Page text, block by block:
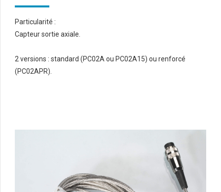
Particularité :
Capteur sortie axiale.
2 versions : standard (PC02A ou PC02A15) ou renforcé
(PC02APR).